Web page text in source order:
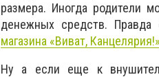
размера. Иногда родители
денежных средств.
магазина «Виват, Канцелярия!»
Ну а если еще к